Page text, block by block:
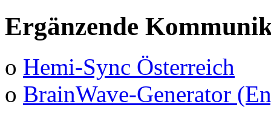
Ergänzende
o Hemi-Sync Österreich
o BrainWave-Generator